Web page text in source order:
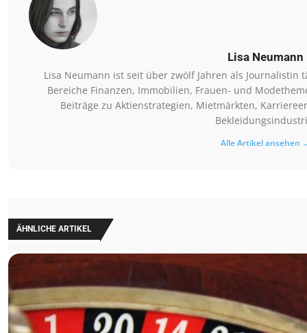
Lisa Neumann
Lisa Neumann ist seit über zwölf Jahren als
Bereiche Finanzen, Immobilien, Frauen- und
Beiträge zu Aktienstrategien, Mietmärkten,
Alle Artikel ansehen
ÄHNLICHE ARTIKEL